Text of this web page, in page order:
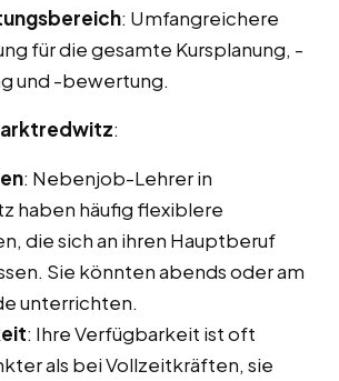
: Umfangreichere
für die gesamte Kursplanung, -
und -bewertung.
:
: Nebenjob-Lehrer in
haben häufig flexiblere
die sich an ihren Hauptberuf
Sie könnten abends oder am
unterrichten.
: Ihre Verfügbarkeit ist oft
als bei Vollzeitkräften, sie